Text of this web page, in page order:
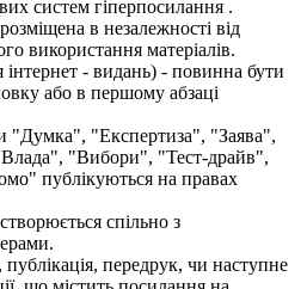
систем гіперпосилання .
в незалежності від
використання матеріалів.
інтернет - видань) - повинна бути
або в першому абзаці
"Думка", "Експертиза", "Заява",
"Вибори", "Тест-драйв",
публікуються на правах
спільно з
передрук, чи наступне